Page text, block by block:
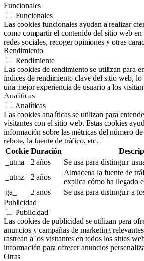
Funcionales
Funcionales
Las cookies funcionales ayudan a realizar
como compartir el contenido del sitio web en
redes sociales, recoger opiniones y otras
Rendimiento
Rendimiento
Las cookies de rendimiento se utilizan para
índices de rendimiento clave del sitio web, lo
una mejor experiencia de usuario a los
Analíticas
Analíticas
Las cookies analíticas se utilizan para
visitantes con el sitio web. Estas cookies
información sobre las métricas del número
rebote, la fuente de tráfico, etc.
Cookie Duración
_utma
2 años
Se usa para distinguir
_utmz
2 años
Almacena la fuente de
explica cómo ha llegado
ga_
2 años
Se usa para distinguir a
Publicidad
Publicidad
Las cookies de publicidad se utilizan para
anuncios y campañas de marketing
rastrean a los visitantes en todos los sitios
información para ofrecer anuncios
Otras